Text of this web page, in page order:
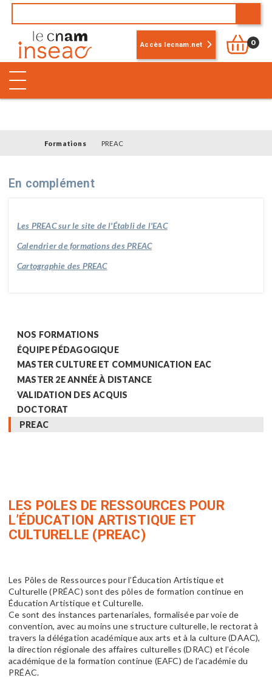
Accès lecnam.net 0
Formations PREAC
En complément
Les PREAC sur le site de l'Établi de l'EAC
Calendrier de formations des PREAC
Cartographie des PREAC
NOS FORMATIONS
ÉQUIPE PÉDAGOGIQUE
MASTER CULTURE ET COMMUNICATION EAC
MASTER 2E ANNÉE À DISTANCE
VALIDATION DES ACQUIS
DOCTORAT
PREAC
LES POLES DE RESSOURCES POUR
L’ÉDUCATION ARTISTIQUE ET
CULTURELLE (PREAC)
Les Pôles de Ressources pour l’Éducation Artistique et
Culturelle (PRÉAC) sont des pôles de formation continue en
Éducation Artistique et Culturelle.
Ce sont des instances partenariales, formalisée par voie de
convention, avec au moins une structure culturelle, le rectorat à
travers la délégation académique aux arts et à la culture (DAAC),
la direction régionale des affaires culturelles (DRAC) et l’école
académique de la formation continue (EAFC) de l’académie du
PRÉAC.